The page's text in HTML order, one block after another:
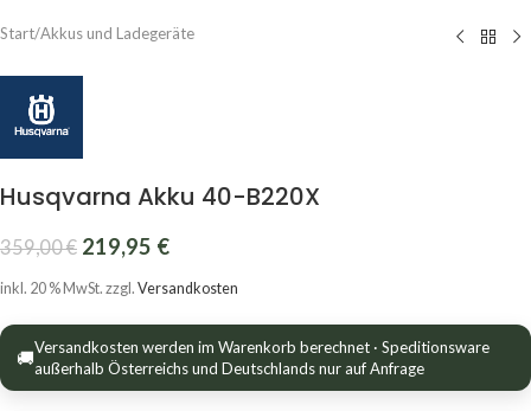
Start/Akkus und Ladegeräte
Husqvarna Akku 40-B220X
359,00€ 219,95 €
inkl. 20 % MwSt. zzgl. Versandkosten
🚚Versandkosten werden im Warenkorb berechnet · Speditionsware
außerhalb Österreichs und Deutschlands nur auf Anfrage